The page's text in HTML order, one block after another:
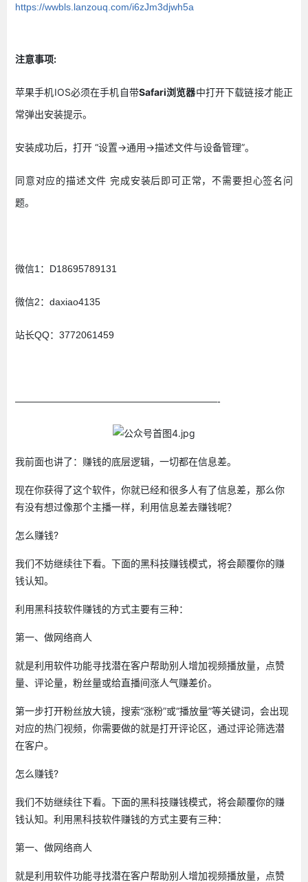
https://wwbls.lanzouq.com/i6zJm3djwh5a
注意事项:
苹果手机IOS必须在手机自带Safari浏览器中打开下载链接才能正
常弹出安装提示。
安装成功后，打开 “设置->通用->描述文件与设备管理”。
同意对应的描述文件 完成安装后即可正常，不需要担心签名问
题。
微信1：D18695789131
微信2：daxiao4135
站长QQ：3772061459
—————————————————————-
我前面也讲了：赚钱的底层逻辑，一切都在信息差。
现在你获得了这个软件，你就已经和很多人有了信息差，那么你
有没有想过像那个主播一样，利用信息差去赚钱呢？
怎么赚钱?
我们不妨继续往下看。下面的黑科技赚钱模式，将会颠覆你的赚
钱认知。
利用黑科技软件赚钱的方式主要有三种：
第一、做网络商人
就是利用软件功能寻找潜在客户帮助别人增加视频播放量，点赞
量、评论量，粉丝量或给直播间涨人气赚差价。
第一步打开粉丝放大镜，搜索“涨粉”或“播放量”等关键词，会出现
对应的热门视频，你需要做的就是打开评论区，通过评论筛选潜
在客户。
怎么赚钱?
我们不妨继续往下看。下面的黑科技赚钱模式，将会颠覆你的赚
钱认知。利用黑科技软件赚钱的方式主要有三种：
第一、做网络商人
就是利用软件功能寻找潜在客户帮助别人增加视频播放量，点赞